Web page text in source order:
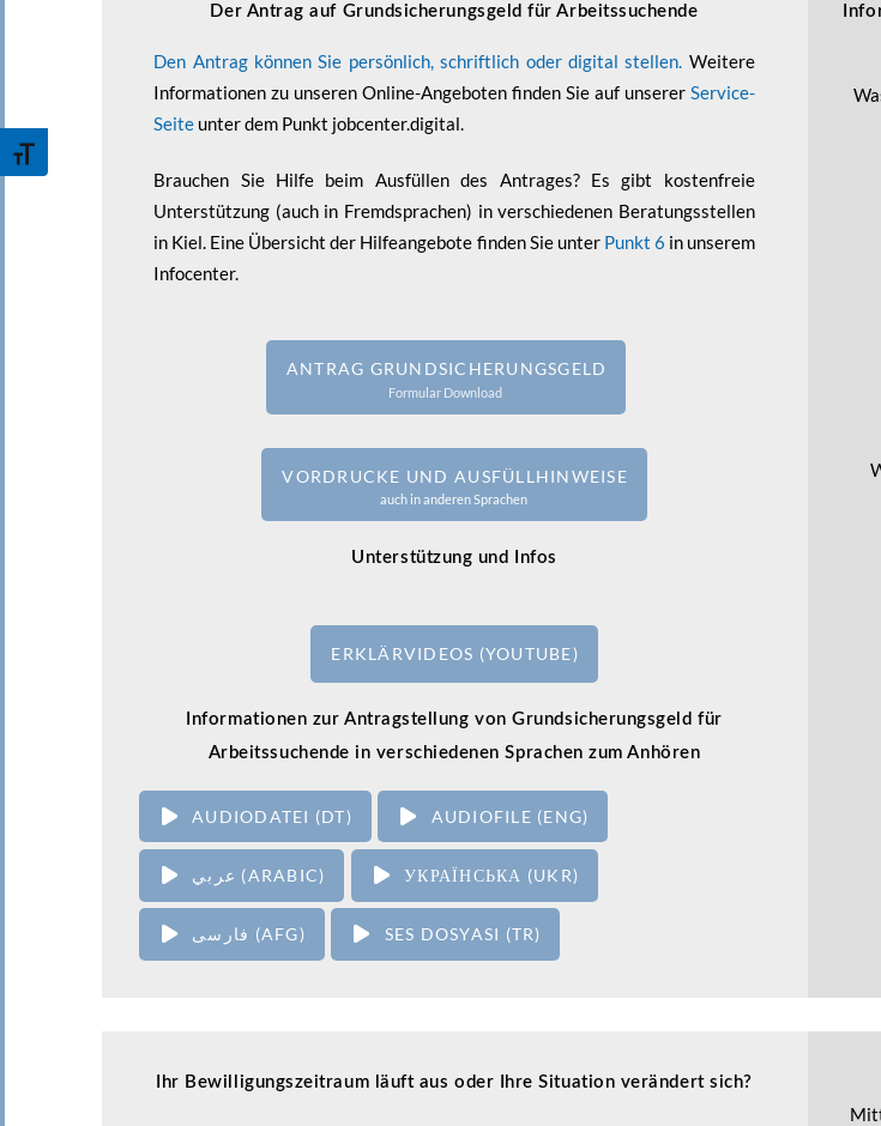
Schrift vergrößern
Der Antrag auf Grundsicherungsgeld für Arbeitssuchende
Den Antrag können Sie persönlich, schriftlich oder digital stellen. Weitere
Informationen zu unseren Online-Angeboten finden Sie auf unserer Service-
Seite unter dem Punkt jobcenter.digital.
Brauchen Sie Hilfe beim Ausfüllen des Antrages? Es gibt kostenfreie
Unterstützung (auch in Fremdsprachen) in verschiedenen Beratungsstellen
in Kiel. Eine Übersicht der Hilfeangebote finden Sie unter Punkt 6 in unserem
Infocenter.
ANTRAG GRUNDSICHERUNGSGELD
Formular Download
VORDRUCKE UND AUSFÜLLHINWEISE
auch in anderen Sprachen
Unterstützung und Infos
ERKLÄRVIDEOS (YOUTUBE)
Informationen zur Antragstellung von Grundsicherungsgeld für
Arbeitssuchende in verschiedenen Sprachen zum Anhören
AUDIODATEI (DT) AUDIOFILE (ENG)
عربي (ARABIC) УКРАЇНСЬКА (UKR)
فارسی (AFG) SES DOSYASI (TR)
Ihr Bewilligungszeitraum läuft aus oder Ihre Situation verändert sich?